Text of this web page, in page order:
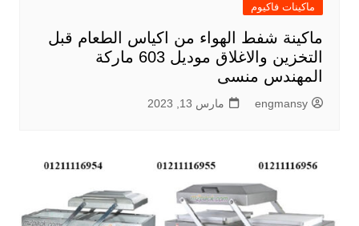
ماكينات فاكيوم
ماكينة شفط الهواء من اكياس الطعام قبل
التخزين والاغلاق موديل 603 ماركة
المهندس منسى
engmansy مارس 13, 2023